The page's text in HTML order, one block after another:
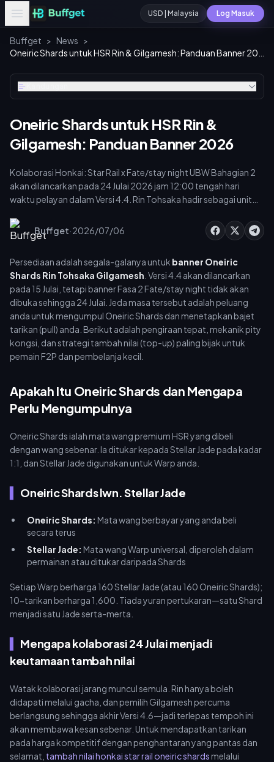
USD | Malaysia Log Masuk
Buffget > News >
Oneiric Shards untuk HSR Rin &
Gilgamesh: Panduan Banner 2026
Kolaborasi Honkai: Star Rail x Fate/stay night UBW Bahagian 2
akan dilancarkan pada 24 Julai 2026 jam 12:00 tengah hari
waktu pelayan dalam Versi 4.4. Rin Tohsaka hadir sebagai unit
(Lightning Destruction 5-bintang) boleh didapati secara
percuma melalui acara tersebut. Senario terburuk untuk
(54,400 Oneiric Shards). Mula kumpul sekarang.
Buffget·2026/07/06
Persediaan adalah segala-galanya untuk banner Oneiric
Shards Rin Tohsaka Gilgamesh . Versi 4.4 akan dilancarkan
pada 15 Julai, tetapi banner Fasa 2 Fate/stay night tidak akan
dibuka sehingga 24 Julai. Jeda masa tersebut adalah peluang
anda untuk mengumpul Oneiric Shards dan menetapkan bajet
tarikan (pull) anda. Berikut adalah pengiraan tepat, mekanik pity
kongsi, dan strategi tambah nilai (top-up) paling bijak untuk
pemain F2P dan pembelanja kecil.
Apakah Itu Oneiric Shards dan Mengapa
Perlu Mengumpulnya
Oneiric Shards ialah mata wang premium HSR yang dibeli
dengan wang sebenar. Ia ditukar kepada Stellar Jade pada kadar
1:1, dan Stellar Jade digunakan untuk Warp anda.
Oneiric Shards lwn. Stellar Jade
Oneiric Shards: Mata wang berbayar yang anda beli
secara terus
Stellar Jade: Mata wang Warp universal, diperoleh dalam
permainan atau ditukar daripada Shards
Setiap Warp berharga 160 Stellar Jade (atau 160 Oneiric Shards);
10-tarikan berharga 1,600. Tiada yuran pertukaran—satu Shard
menjadi satu Jade serta-merta.
Mengapa kolaborasi 24 Julai menjadi
keutamaan tambah nilai
Watak kolaborasi jarang muncul semula. Rin hanya boleh
didapati melalui gacha, dan pemilih Gilgamesh percuma
berlangsung sehingga akhir Versi 4.6—jadi terlepas tempoh ini
akan membawa kesan sebenar. Untuk mendapatkan tarikan
pada harga kompetitif dengan penghantaran yang pantas dan
selamat, tambah nilai honkai star rail oneiric shardsmelalui